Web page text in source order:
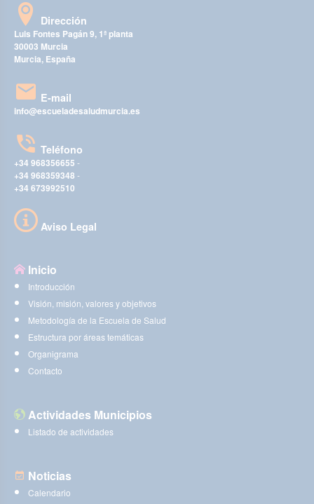
Dirección
Luis Fontes Pagán 9, 1ª planta
30003 Murcia
Murcia, España
E-mail
info@escueladesaludmurcia.es
Teléfono
+34 968356655 -
+34 968359348 -
+34 673992510
Aviso Legal
Inicio
Introducción
Visión, misión, valores y objetivos
Metodología de la Escuela de Salud
Estructura por áreas temáticas
Organigrama
Contacto
Actividades Municipios
Listado de actividades
Noticias
Calendario